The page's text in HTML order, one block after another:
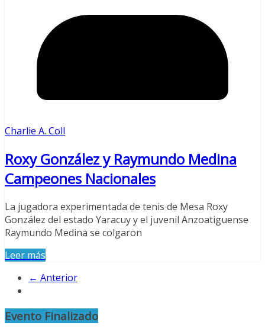
Charlie A. Coll
Roxy González y Raymundo Medina
Campeones Nacionales
La jugadora experimentada de tenis de Mesa Roxy
González del estado Yaracuy y el juvenil Anzoatiguense
Raymundo Medina se colgaron
Leer más
← Anterior
Evento Finalizado